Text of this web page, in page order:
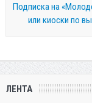
Подписка на
или киоски по
ЛЕНТА